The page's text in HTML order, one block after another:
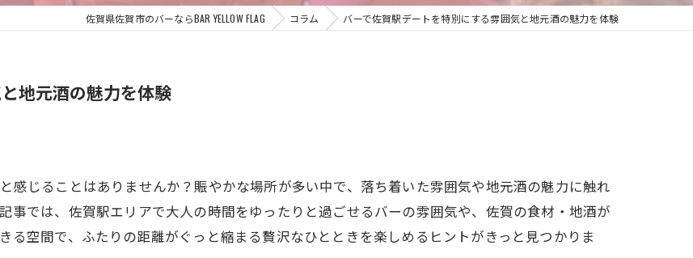
佐賀県佐賀市のバーならBAR YELLOW FLAG コラム バーで佐賀駅デートを特別にする雰囲気と地元酒の魅力を体験
地元酒の魅力を体験
感じることはありませんか？賑やかな場所が多い中で、落ち着いた雰囲気や地元酒の魅力に触れ
事では、佐賀駅エリアで大人の時間をゆったりと過ごせるバーの雰囲気や、佐賀の食材・地酒が
る空間で、ふたりの距離がぐっと縮まる贅沢なひとときを楽しめるヒントがきっと見つかりま